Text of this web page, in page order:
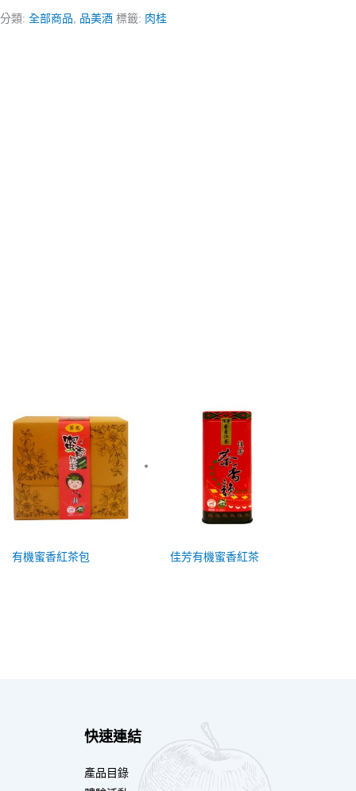
分類:全部商品 品美酒 標籤: 肉桂
有機蜜香紅茶包 佳芳有機蜜香紅茶
快速連結
產品目錄